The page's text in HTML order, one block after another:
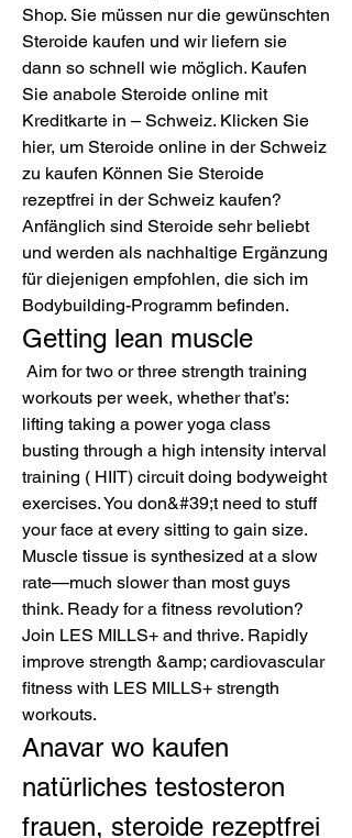
Shop. Sie müssen nur die gewünschten
Steroide kaufen und wir liefern sie
dann so schnell wie möglich. Kaufen
Sie anabole Steroide online mit
Kreditkarte in – Schweiz. Klicken Sie
hier, um Steroide online in der Schweiz
zu kaufen Können Sie Steroide
rezeptfrei in der Schweiz kaufen?
Anfänglich sind Steroide sehr beliebt
und werden als nachhaltige Ergänzung
für diejenigen empfohlen, die sich im
Bodybuilding-Programm befinden.
Getting lean muscle
workouts per week, whether that’s:
lifting taking a power yoga class
busting through a high intensity interval
training ( HIIT) circuit doing bodyweight
exercises. You don&#39;t need to stuff
your face at every sitting to gain size.
Muscle tissue is synthesized at a slow
rate—much slower than most guys
think. Ready for a fitness revolution?
Join LES MILLS+ and thrive. Rapidly
improve strength &amp; cardiovascular
fitness with LES MILLS+ strength
workouts.
Anavar wo kaufen
natürliches testosteron
frauen, steroide rezeptfrei